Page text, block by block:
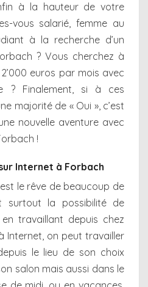
à la hauteur de votre
vous salarié, femme au
à la recherche d’un
? Vous cherchez à
euros par mois avec
? Finalement, si à ces
majorité de « Oui », c’est
nouvelle aventure avec
!
Internet à Forbach
le rêve de beaucoup de
surtout la possibilité de
travaillant depuis chez
Internet, on peut travailler
le lieu de son choix
salon mais aussi dans le